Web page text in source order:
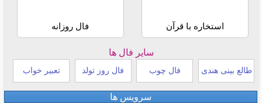
استخاره با قرآن فال روزانه
سایر فال ها
طالع بینی هندی فال چوب فال روز تولد تعبیر خواب
سرویس ها